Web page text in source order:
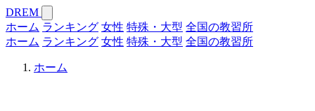
DREM
ホーム ランキング 女性 特殊・大型 全国の教習所
ホーム ランキング 女性 特殊・大型 全国の教習所
ホーム